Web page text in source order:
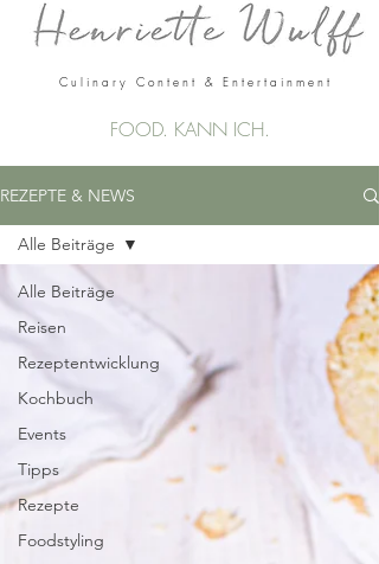
Culinary Content & Entertainment
FOOD. KANN ICH.
REZEPTE & NEWS
Alle Beiträge
Reisen
Rezeptentwicklung
Kochbuch
Events
Tipps
Rezepte
Foodstyling
Alle Beiträge